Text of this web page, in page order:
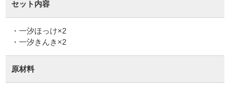
セット内容
・一汐ほっけ×2
・一汐きんき×2
原材料